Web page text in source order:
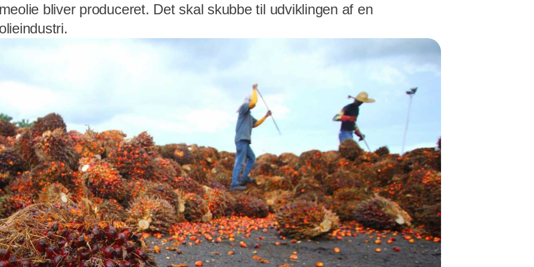
bliver produceret. Det skal skubbe til udviklingen af en